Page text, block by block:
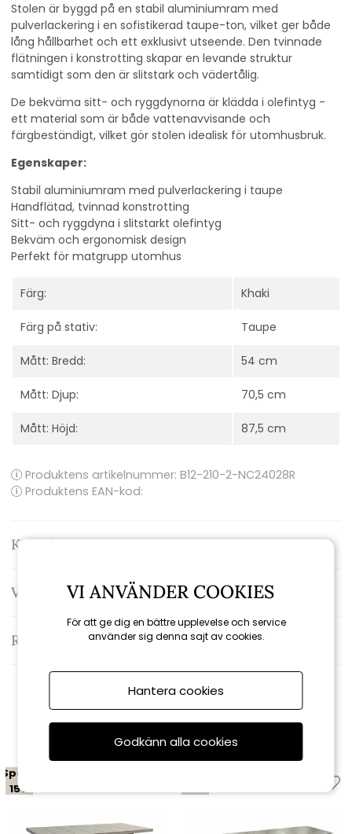
Stolen är byggd på en stabil aluminiumram med
pulverlackering i en sofistikerad taupe-ton, vilket ger både
lång hållbarhet och ett exklusivt utseende. Den tvinnade
flätningen i konstrotting skapar en levande struktur
samtidigt som den är slitstark och vädertålig.
De bekväma sitt- och ryggdynorna är klädda i olefintyg -
ett material som är både vattenavvisande och
färgbeständigt, vilket gör stolen idealisk för utomhusbruk.
Egenskaper:
Stabil aluminiumram med pulverlackering i taupe
Handflätad, tvinnad konstrotting
Sitt- och ryggdyna i slitstarkt olefintyg
Bekväm och ergonomisk design
Perfekt för matgrupp utomhus
Färg: Khaki
Färg på stativ: Taupe
Mått: Bredd: 54 cm
Mått: Djup: 70,5 cm
Mått: Höjd: 87,5 cm
Produktens artikelnummer: B12-210-2-NC24028R
Produktens EAN-kod:
Kontakta oss
Varumärke: Sommarboden Selection
Recensioner
Relaterade produkter
Spara
15%
VI ANVÄNDER COOKIES
För att ge dig en bättre upplevelse och service
använder sig denna sajt av cookies.
Hantera cookies
Godkänn alla cookies